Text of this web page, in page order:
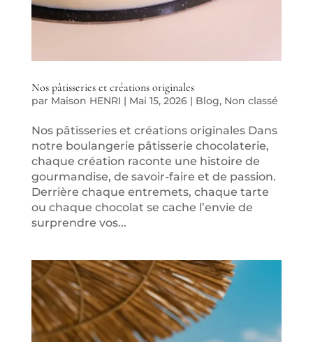
Nos pâtisseries et créations originales
par Maison HENRI | Mai 15, 2026| Blog, Non classé
Nos pâtisseries et créations originales Dans
notre boulangerie pâtisserie chocolaterie,
chaque création raconte une histoire de
gourmandise, de savoir-faire et de passion.
Derrière chaque entremets, chaque tarte
ou chaque chocolat se cache l’envie de
surprendre vos...